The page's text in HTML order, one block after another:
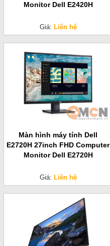
Monitor Dell E2420H
Giá: Liên hệ
Màn hình máy tính Dell
E2720H 27inch FHD Computer
Monitor Dell E2720H
Giá: Liên hệ